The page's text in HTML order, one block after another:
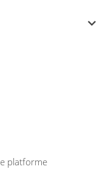
platforme